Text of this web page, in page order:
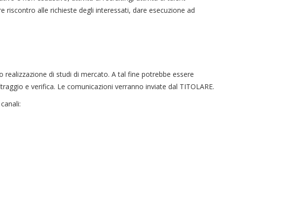
alle richieste degli interessati, dare esecuzione ad
di studi di mercato. A tal fine potrebbe essere
e verifica. Le comunicazioni verranno inviate dal TITOLARE.